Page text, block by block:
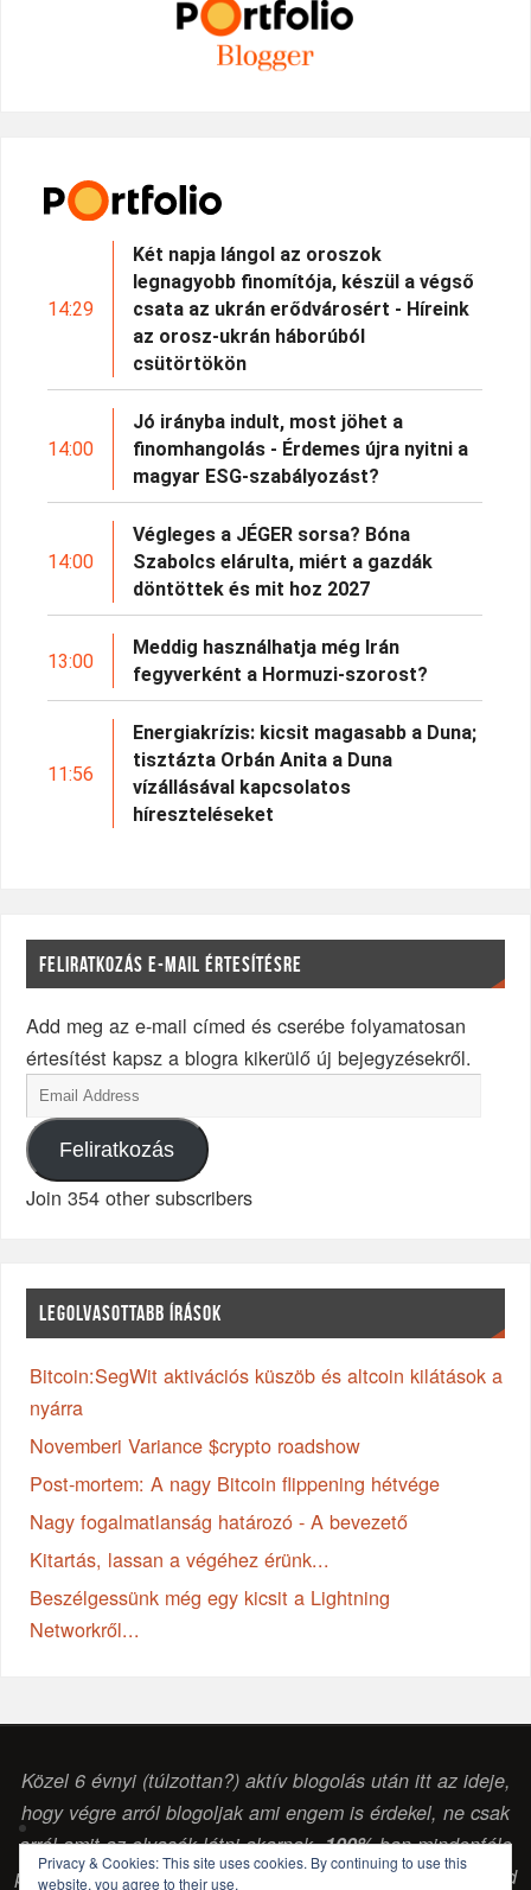
14:29
Két napja lángol az oroszok
legnagyobb finomítója, készül a végső
csata az ukrán erődvárosért - Híreink
az orosz-ukrán háborúból
csütörtökön
14:00
Jó irányba indult, most jöhet a
finomhangolás - Érdemes újra nyitni a
magyar ESG-szabályozást?
14:00
Végleges a JÉGER sorsa? Bóna
Szabolcs elárulta, miért a gazdák
döntöttek és mit hoz 2027
13:00
Meddig használhatja még Irán
fegyverként a Hormuzi-szorost?
11:56
Energiakrízis: kicsit magasabb a Duna;
tisztázta Orbán Anita a Duna
vízállásával kapcsolatos
híreszteléseket
FELIRATKOZÁS E-MAIL ÉRTESÍTÉSRE
Add meg az e-mail címed és cserébe folyamatosan
értesítést kapsz a blogra kikerülő új bejegyzésekről.
Feliratkozás
Join 354 other subscribers
LEGOLVASOTTABB ÍRÁSOK
Bitcoin:SegWit aktivációs küszöb és altcoin kilátások a
nyárra
Novemberi Variance $crypto roadshow
Post-mortem: A nagy Bitcoin flippening hétvége
Nagy fogalmatlanság határozó - A bevezető
Kitartás, lassan a végéhez érünk...
Beszélgessünk még egy kicsit a Lightning
Networkről...
Közel 6 évnyi (túlzottan?) aktív blogolás után itt az ideje,
hogy végre arról blogoljak ami engem is érdekel, ne csak
arról amit az olvasók látni akarnak.100%-ban mindenféle
pénzintézettől vagy egyéb vállalkozástól független szabad
Privacy & Cookies: This site uses cookies. By continuing to use this
website, you agree to their use.